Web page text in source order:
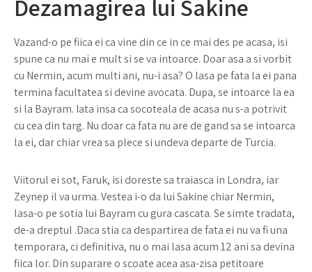
Dezamagirea lui Sakine
Vazand-o pe fiica ei ca vine din ce in ce mai des pe acasa, isi
spune ca nu mai e mult si se va intoarce. Doar asa a si vorbit
cu Nermin, acum multi ani, nu-i asa? O lasa pe fata la ei pana
termina facultatea si devine avocata. Dupa, se intoarce la ea
si la Bayram. Iata insa ca socoteala de acasa nu s-a potrivit
cu cea din targ. Nu doar ca fata nu are de gand sa se intoarca
la ei, dar chiar vrea sa plece si undeva departe de Turcia.
Viitorul ei sot, Faruk, isi doreste sa traiasca in Londra, iar
Zeynep il va urma. Vestea i-o da lui Sakine chiar Nermin,
lasa-o pe sotia lui Bayram cu gura cascata. Se simte tradata,
de-a dreptul .Daca stia ca despartirea de fata ei nu va fi una
temporara, ci definitiva, nu o mai lasa acum 12 ani sa devina
fiica lor. Din suparare o scoate acea asa-zisa petitoare